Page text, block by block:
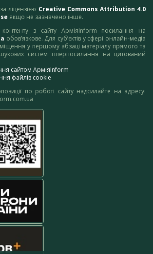
ліцензією Creative Commons Attribution 4.0
якщо не зазначено інше.
контенту з сайту АрміяInform посилання на
обов’язкове. Для суб’єктів у сфері онлайн-медіа
у першому абзаці матеріалу прямого та
систем гіперпосилання на цитований
сайтом АрміяInform
файлів cookie
по роботі сайту надсилайте на адресу: